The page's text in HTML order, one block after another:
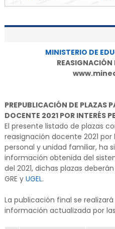
MINISTERIO DE
PREPUBLICACIÓN DE PLAZAS
DOCENTE 2021 POR INTERÉS
El presente listado de plazas
reasignación docente 2021
personal y unidad familiar, ha
información obtenida del
del 2021, dichas plazas
GRE y UGEL.
La publicación final se
información actualizada por